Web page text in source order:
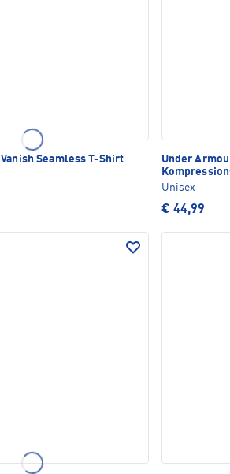
Vanish Seamless T-Shirt
Under
Unisex
€ 44,99